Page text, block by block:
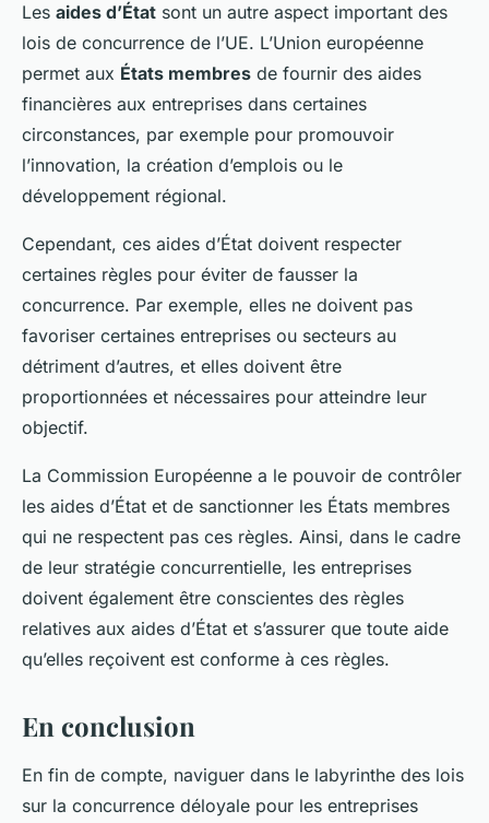
Les aides d’État sont un autre aspect important des
lois de concurrence de l’UE. L’Union européenne
permet aux États membres de fournir des aides
financières aux entreprises dans certaines
circonstances, par exemple pour promouvoir
l’innovation, la création d’emplois ou le
développement régional.
Cependant, ces aides d’État doivent respecter
certaines règles pour éviter de fausser la
concurrence. Par exemple, elles ne doivent pas
favoriser certaines entreprises ou secteurs au
détriment d’autres, et elles doivent être
proportionnées et nécessaires pour atteindre leur
objectif.
La Commission Européenne a le pouvoir de contrôler
les aides d’État et de sanctionner les États membres
qui ne respectent pas ces règles. Ainsi, dans le cadre
de leur stratégie concurrentielle, les entreprises
doivent également être conscientes des règles
relatives aux aides d’État et s’assurer que toute aide
qu’elles reçoivent est conforme à ces règles.
En conclusion
En fin de compte, naviguer dans le labyrinthe des lois
sur la concurrence déloyale pour les entreprises